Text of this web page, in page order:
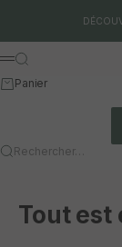
Menu
Rechercher
Panier
Rechercher…
Tout est